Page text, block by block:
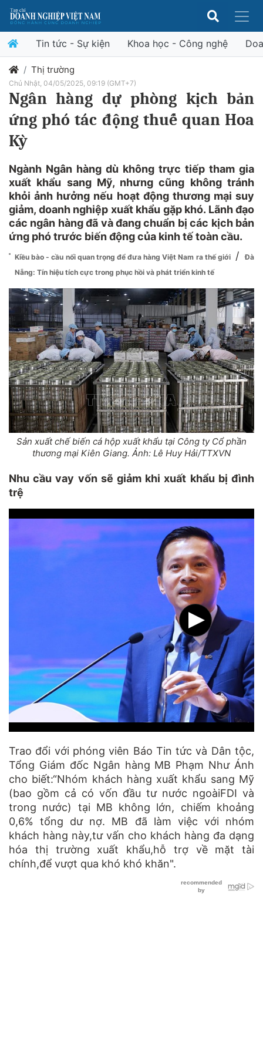
Tin tức - Sự kiện Khoa học - Công nghệ
Thị trường
Chủ Nhật, 04/05/2025, 09:19 (GMT+7)
Ngân hàng dự phòng kịch bản
ứng phó tác động thuế quan Hoa
Kỳ
Ngành Ngân hàng dù không trực tiếp tham gia
xuất khẩu sang Mỹ, nhưng cũng không tránh
khỏi ảnh hưởng nếu hoạt động thương mại suy
giảm, doanh nghiệp xuất khẩu gặp khó. Lãnh đạo
các ngân hàng đã và đang chuẩn bị các kịch bản
ứng phó trước biến động của kinh tế toàn cầu.
Kiều bào - cầu nối quan trọng để đưa hàng Việt Nam ra thế giới /
Đà
Nẵng: Tín hiệu tích cực trong phục hồi và phát triển kinh tế
Sản xuất chế biến cá hộp xuất khẩu tại Công ty Cổ phần
thương mại Kiên Giang. Ảnh: Lê Huy Hải/TTXVN
Nhu cầu vay vốn sẽ giảm khi xuất khẩu bị đình
trệ
Trao đổi với phóng viên Báo Tin tức và Dân tộc,
Tổng Giám đốc Ngân hàng MB Phạm Như Ánh
cho biết:“Nhóm khách hàng xuất khẩu sang Mỹ
(bao gồm cả có vốn đầu tư nước ngoàiFDI và
trong nước) tại MB không lớn, chiếm khoảng
0,6% tổng dư nợ. MB đã làm việc với nhóm
khách hàng này,tư vấn cho khách hàng đa dạng
hóa thị trường xuất khẩu,hỗ trợ về mặt tài
chính,để vượt qua khó khó khăn".